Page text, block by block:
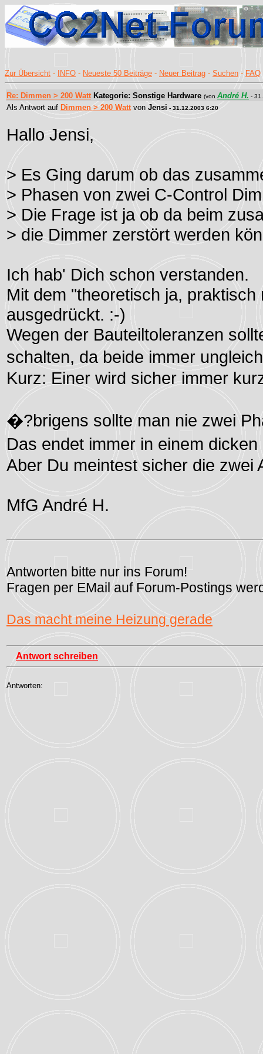
Zur Übersicht - INFO - Neueste 50 Beiträge - Neuer Beitrag - Suchen - FAQ
Re: Dimmen > 200 WattKategorie: Sonstige Hardware (von André H. -
Als Antwort auf Dimmen > 200 Wattvon Jensi - 31.12.2003 6:20
Hallo Jensi,
> Es Ging darum ob das
> Phasen von zwei C-Control
> Die Frage ist ja ob da beim
> die Dimmer zerstört werden
Ich hab' Dich schon verstanden.
Mit dem "theoretisch ja,
ausgedrückt. :-)
Wegen der Bauteiltoleranzen
schalten, da beide immer
Kurz: Einer wird sicher immer
�?brigens sollte man nie zwei
Das endet immer in einem
Aber Du meintest sicher die zwei
MfG André H.
Antworten bitte nur ins Forum!
Fragen per EMail auf Forum-Postings
Das macht meine Heizung gerade
Antwort schreiben
Antworten: